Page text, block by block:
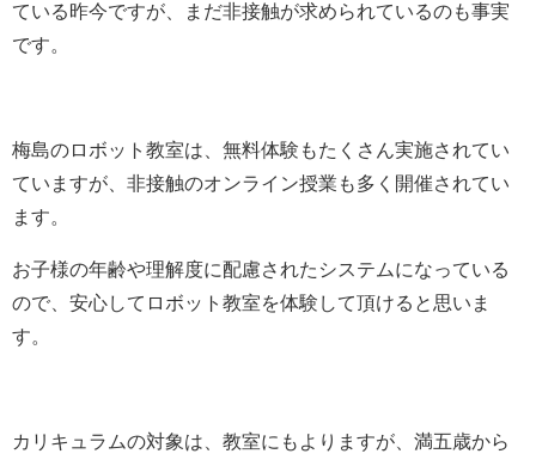
ている昨今ですが、まだ非接触が求められているのも事実
です。
梅島のロボット教室は、無料体験もたくさん実施されてい
ていますが、非接触のオンライン授業も多く開催されてい
ます。
お子様の年齢や理解度に配慮されたシステムになっている
ので、安心してロボット教室を体験して頂けると思いま
す。
カリキュラムの対象は、教室にもよりますが、満五歳から